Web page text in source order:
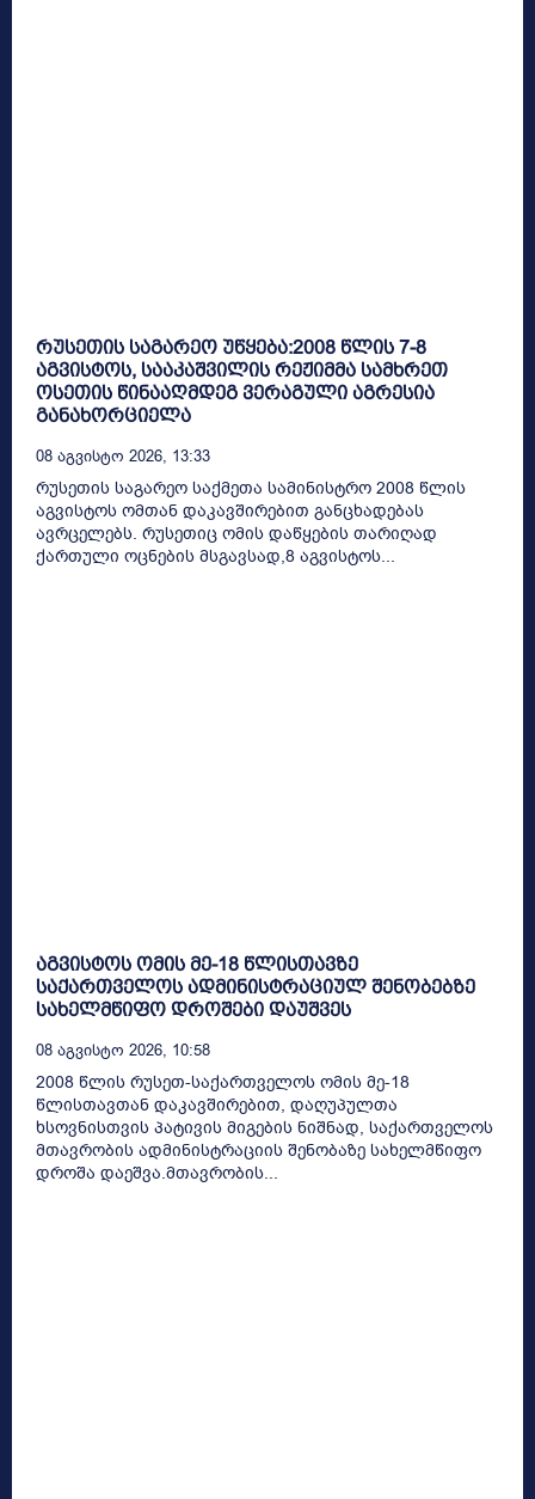
რუსეთის საგარეო უწყება:2008 წლის 7-8
აგვისტოს, სააკაშვილის რეჟიმმა სამხრეთ
ოსეთის წინააღმდეგ ვერაგული აგრესია
განახორციელა
08 Აგვისტო 2026, 13:33
რუსეთის საგარეო საქმეთა სამინისტრო 2008 წლის
აგვისტოს ომთან დაკავშირებით განცხადებას
ავრცელებს. რუსეთიც ომის დაწყების თარიღად
ქართული ოცნების მსგავსად,8 აგვისტოს...
აგვისტოს ომის მე-18 წლისთავზე
საქართველოს ადმინისტრაციულ შენობებზე
სახელმწიფო დროშები დაუშვეს
08 Აგვისტო 2026, 10:58
2008 წლის რუსეთ-საქართველოს ომის მე-18
წლისთავთან დაკავშირებით, დაღუპულთა
ხსოვნისთვის პატივის მიგების ნიშნად, საქართველოს
მთავრობის ადმინისტრაციის შენობაზე სახელმწიფო
დროშა დაეშვა.მთავრობის...